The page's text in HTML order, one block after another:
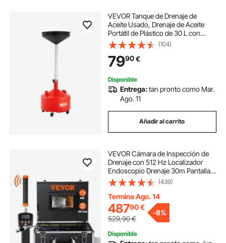
VEVOR Tanque de Drenaje de
Aceite Usado, Drenaje de Aceite
Portátil de Plástico de 30 L con
Embudo Ajustable y Ruedas,
Drenador de Combustible para
Taller de Reparación de Coches,
Industria, Rojo
(104)
7990€
Disponible
Entrega:tan pronto como Mar.
Ago. 11
Añadir al carrito
VEVOR Cámara de Inspección de
Drenaje con 512 Hz Localizador
Endoscopio Drenaje 30m Pantalla
7" IP68 Impermeable Grabadora
DVR 12 LEDs Ajustables 16 GB
Tarjeta SD para Tuberías de
Alcantarillado Hogar
(439)
Termina Ago. 14
48790€
529,90€
-8%
Disponible